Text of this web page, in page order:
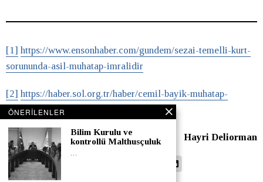
[1] https://www.ensonhaber.com/gundem/sezai-temelli-kurt-
sorununda-asil-muhatap-imralidir
[2] https://haber.sol.org.tr/haber/cemil-bayik-muhatap-
meclis-ve-hdpdir-314756
Hayri Deliorman
ÖNERILENLER
Bilim Kurulu ve
kontrollü Malthusçuluk
…